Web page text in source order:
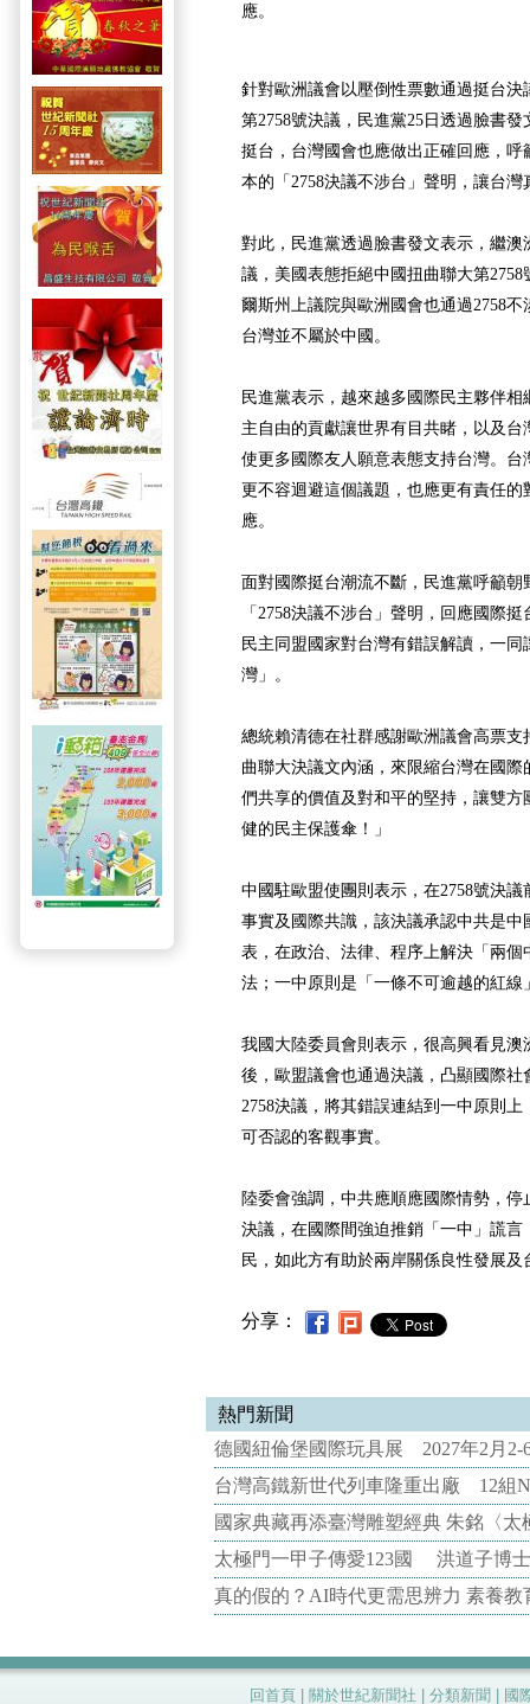
應。
針對歐洲議會以壓倒性票數通過挺台
第2758號決議，民進黨25日透過臉書
挺台，台灣國會也應做出正確回應，
本的「2758決議不涉台」聲明，讓台
對此，民進黨透過臉書發文表示，繼
議，美國表態拒絕中國扭曲聯大第
爾斯州上議院與歐洲國會也通過2758
台灣並不屬於中國。
民進黨表示，越來越多國際民主夥伴
主自由的貢獻讓世界有目共睹，以及
使更多國際友人願意表態支持台灣。
更不容迴避這個議題，也應更有責任
應。
面對國際挺台潮流不斷，民進黨呼籲
「2758決議不涉台」聲明，回應國際
民主同盟國家對台灣有錯誤解讀，一
灣」。
總統賴清德在社群感謝歐洲議會高票
曲聯大決議文內涵，來限縮台灣在國
們共享的價值及對和平的堅持，讓雙
健的民主保護傘！」
中國駐歐盟使團則表示，在2758號決
事實及國際共識，該決議承認中共是
表，在政治、法律、程序上解決「兩
法；一中原則是「一條不可逾越的紅
我國大陸委員會則表示，很高興看見
後，歐盟議會也通過決議，凸顯國際
2758決議，將其錯誤連結到一中原則
可否認的客觀事實。
陸委會強調，中共應順應國際情勢，停
決議，在國際間強迫推銷「一中」謊
民，如此方有助於兩岸關係良性發展及
分享：
熱門新聞
德國紐倫堡國際玩具展 2027年2月2-
台灣高鐵新世代列車隆重出廠 12組
國家典藏再添臺灣雕塑經典 朱銘〈
太極門一甲子傳愛123國 洪道子博
真的假的？AI時代更需思辨力 素養
回首頁 關於世紀新聞社 分類新聞 國